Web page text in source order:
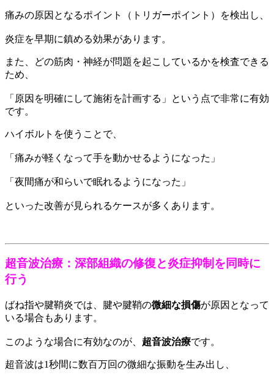
痛みの原因となるポイント（トリガーポイント）を検出し、
炎症を早期に鎮める効果があります。
また、どの筋肉・神経が問題を起こしているかを検査できる
ため、
「原因を明確にして施術を計画する」という点で非常に有効
です。
ハイボルトを使うことで、
「痛みが軽くなって手を動かせるようになった」
「夜間痛が和らいで眠れるようになった」
といった改善が見られるケースが多くあります。
超音波治療：深部組織の修復と炎症抑制を同時に
行う
ばね指や腱鞘炎では、腱や腱鞘の微細な損傷が原因となって
いる場合もあります。
このような場合に有効なのが、 超音波治療です。
超音波は1秒間に数百万回の微細な振動を生み出し、